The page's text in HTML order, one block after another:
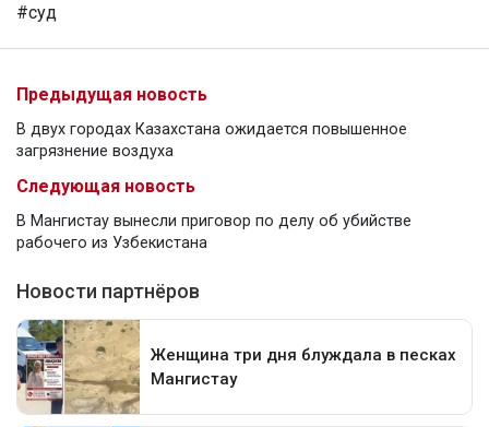
#суд
Предыдущая новость
В двух городах Казахстана ожидается повышенное
загрязнение воздуха
Следующая новость
В Мангистау вынесли приговор по делу об убийстве
рабочего из Узбекистана